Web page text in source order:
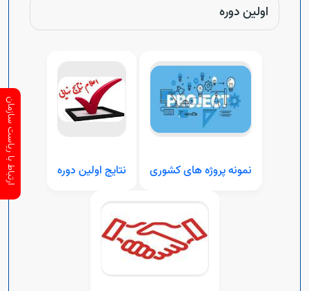
اولین دوره
نمونه پروژه های کشوری نتایج اولین دوره ارتباط با ریاست سازمان